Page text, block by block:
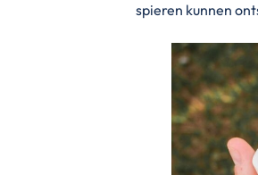
spieren kunnen